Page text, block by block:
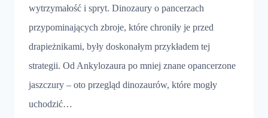
wytrzymałość i spryt. Dinozaury o pancerzach
przypominających zbroje, które chroniły je przed
drapieżnikami, były doskonałym przykładem tej
strategii. Od Ankylozaura po mniej znane opancerzone
jaszczury – oto przegląd dinozaurów, które mogły
uchodzić…